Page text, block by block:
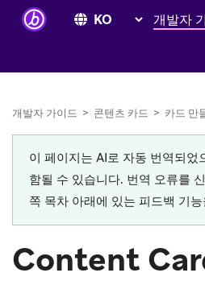
개발자
개발자 가이드 > 콘텐츠 카드 > 카드 만
이 페이지는 AI로 자동 번역되었
함될 수 있습니다. 번역 오류를
쪽 목차 아래에 있는 피드백 기
Content